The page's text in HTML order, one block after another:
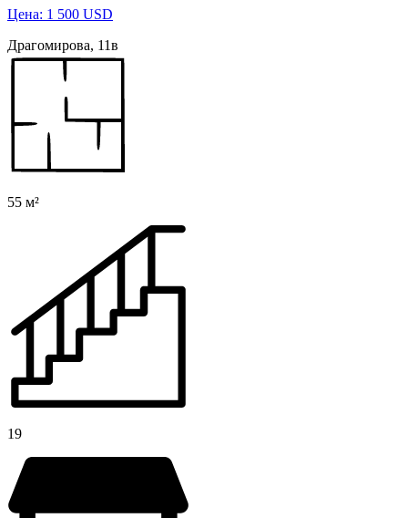
Цена: 1 500 USD
Драгомирова, 11в
55 м²
19